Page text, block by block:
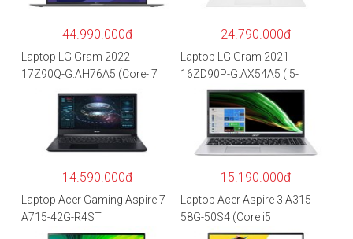
44.990.000đ
Laptop LG Gram 2022
17Z90Q-G.AH76A5 (Core-i7
1260P/16GB/512GB/17″
WQXGA/Win 11/Xám)
24.790.000đ
Laptop LG Gram 2021
16ZD90P-G.AX54A5 (i5-
1135G7/8GB RAM/512GB
SSD/16″WQXGA/Dos/Trắng)
14.590.000đ
Laptop Acer Gaming Aspire 7
A715-42G-R4ST
NH.QAYSV.004 (R5
15.190.000đ
Laptop Acer Aspire 3 A315-
58G-50S4 (Core i5
1135G7/8GB